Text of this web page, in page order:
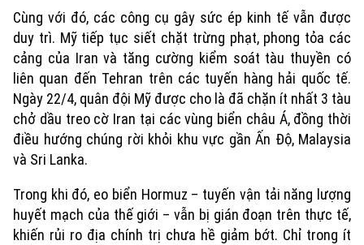
Âm nhạc
Cùng với đó, các công cụ gây sức ép kinh tế vẫn được
duy trì. Mỹ tiếp tục siết chặt trừng phạt, phong tỏa các
cảng của Iran và tăng cường kiểm soát tàu thuyền có
liên quan đến Tehran trên các tuyến hàng hải quốc tế.
Ngày 22/4, quân đội Mỹ được cho là đã chặn ít nhất 3 tàu
chở dầu treo cờ Iran tại các vùng biển châu Á, đồng thời
điều hướng chúng rời khỏi khu vực gần Ấn Độ, Malaysia
và Sri Lanka.
Trong khi đó, eo biển Hormuz – tuyến vận tải năng lượng
huyết mạch của thế giới – vẫn bị gián đoạn trên thực tế,
khiến rủi ro địa chính trị chưa hề giảm bớt. Chỉ trong ít